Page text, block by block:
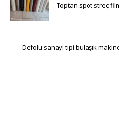
Toptan spot streç
Defolu sanayi tipi bulaşık